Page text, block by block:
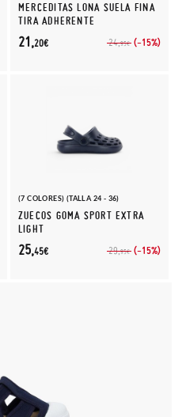
MERCEDITAS LONA SUELA FINA
TIRA ADHERENTE
24,95€ (-15%)
21,20€
(7 COLORES) (TALLA 24 - 36)
ZUECOS GOMA SPORT EXTRA
LIGHT
29,95€ (-15%)
25,45€